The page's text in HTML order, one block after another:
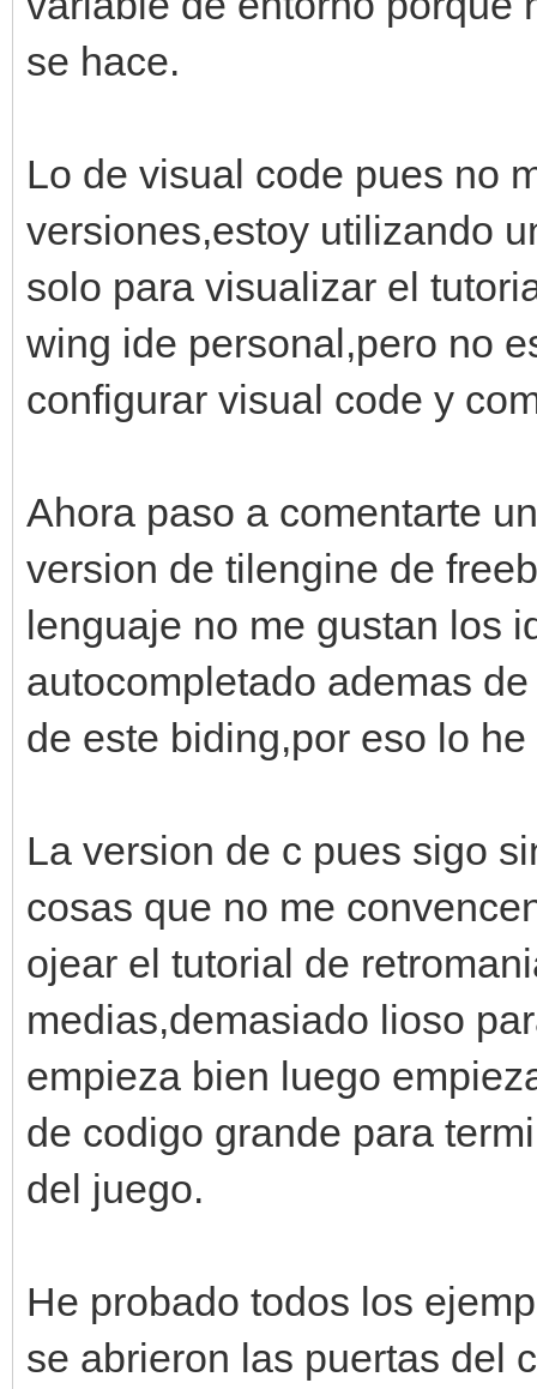
se hace.
Lo de visual code pues no
versiones,estoy utilizando
solo para visualizar el
wing ide personal,pero no
configurar visual code y
Ahora paso a comentarte
version de tilengine de
lenguaje no me gustan los
autocompletado ademas
de este biding,por eso lo
La version de c pues sigo
cosas que no me
ojear el tutorial de
medias,demasiado lioso
empieza bien luego
de codigo grande para
del juego.
He probado todos los
se abrieron las puertas del